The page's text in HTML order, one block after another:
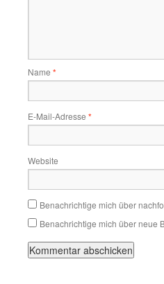
Name *
E-Mail-Adresse *
Website
Benachrichtige mich über
Benachrichtige mich über neue